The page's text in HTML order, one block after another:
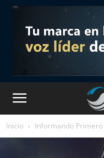
Inicio Informando Primero